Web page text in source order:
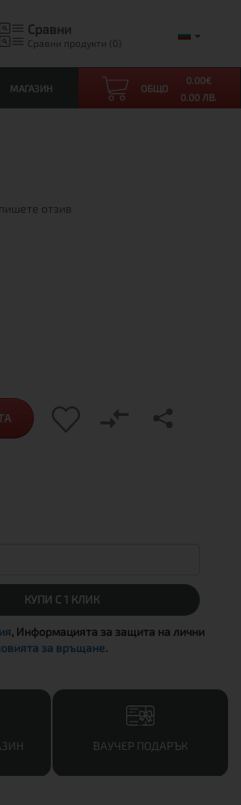
Сравни
Сравни продукти (0)
МАГАЗИН ОБЩО
0.00€
0.00 ЛВ.
отзив
КУПИ С 1 КЛИК
, Информацията за защита на лични
за връщане.
ВАУЧЕР ПОДАРЪК